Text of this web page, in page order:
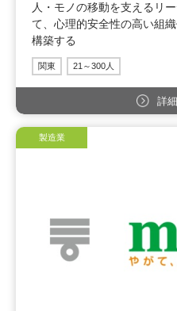
人・モノの移動を支えるリ
て、心理的安全性の高い組
構築する
関東 21～300人
詳
製造業